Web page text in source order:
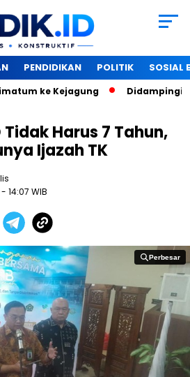
PENDIDIKAN POLITIK SOSIAL
ke Kejagung ‎Didampingi
Tidak Harus 7 Tahun,
Ijazah TK
- 14:07 WIB
Perbesar
Perbesar